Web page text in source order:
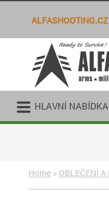
Home > OBLEČENÍ
HLAVNÍ NABÍDKA
ALFASHOOTING.CZ